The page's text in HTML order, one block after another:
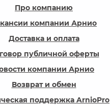
Про компанию
компании Арнио
Доставка и оплата
публичной оферты
компании Арнио
Возврат и обмен
поддержка ArnioPro